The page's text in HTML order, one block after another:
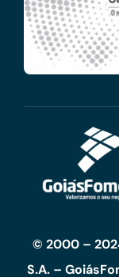
© 2000 –
S.A. –